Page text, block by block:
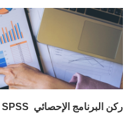
ركن البرنامج الإحصائي SPSS